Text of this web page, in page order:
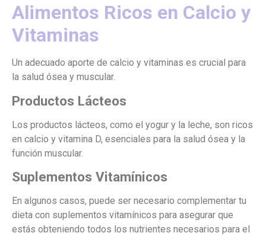
Alimentos Ricos en Calcio y
Vitaminas
Un adecuado aporte de calcio y vitaminas es crucial para
la salud ósea y muscular.
Productos Lácteos
Los productos lácteos, como el yogur y la leche, son ricos
en calcio y vitamina D, esenciales para la salud ósea y la
función muscular.
Suplementos Vitamínicos
En algunos casos, puede ser necesario complementar tu
dieta con suplementos vitamínicos para asegurar que
estás obteniendo todos los nutrientes necesarios para el